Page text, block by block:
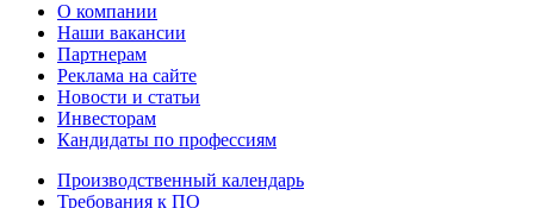
О компании
Наши вакансии
Партнерам
Реклама на сайте
Новости и статьи
Инвесторам
Кандидаты по профессиям
Производственный календарь
Требования к ПО